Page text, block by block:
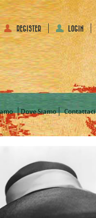
LOGIN
REGISTER
Contattaci
Dove Siamo